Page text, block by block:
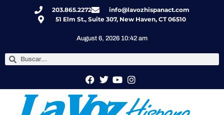
203.865.2272
info@lavozhispanact.com
51 Elm St., Suite 307, New Haven, CT 06510
August 6, 2026 10:42 am